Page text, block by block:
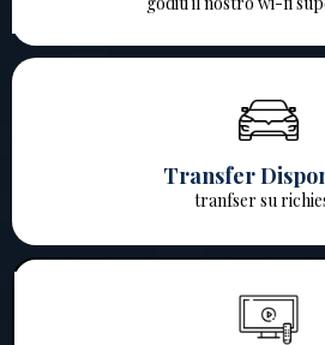
Transfer
tranfser su